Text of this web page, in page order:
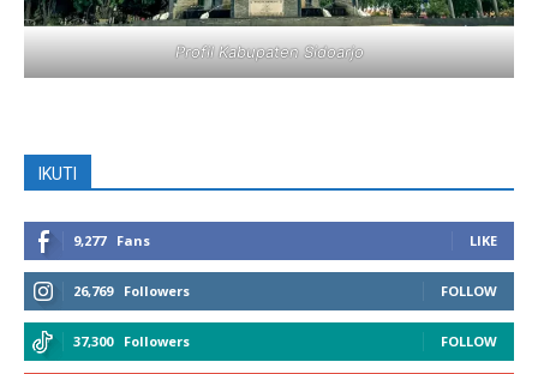
Profil Kabupaten Sidoarjo
IKUTI
9,277 Fans LIKE
26,769 Followers FOLLOW
37,300 Followers FOLLOW